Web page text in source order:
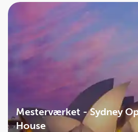
Mesterværket - Sydney
House